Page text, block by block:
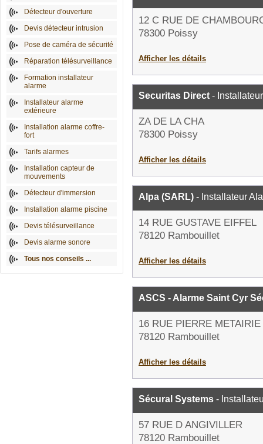
Détecteur d'ouverture
Devis détecteur intrusion
Pose de caméra de sécurité
Réparation télésurveillance
Formation installateur
alarme
Installateur alarme
extérieure
Installation alarme coffre-
fort
Tarifs alarmes
Installation capteur de
mouvements
Détecteur d'immersion
Installation alarme piscine
Devis télésurveillance
Devis alarme sonore
Tous nos conseils ...
12 C RUE DE
78300 Poissy
Afficher les détails
Securitas Direct -
ZA DE LA CHA
78300 Poissy
Afficher les détails
Alpa (SARL) - Installateur
14 RUE GUSTAVE EIFFEL
78120 Rambouillet
Afficher les détails
ASCS - Alarme Saint Cyr
16 RUE PIERRE METAIRIE
78120 Rambouillet
Afficher les détails
Sécural Systems -
57 RUE D ANGIVILLER
78120 Rambouillet